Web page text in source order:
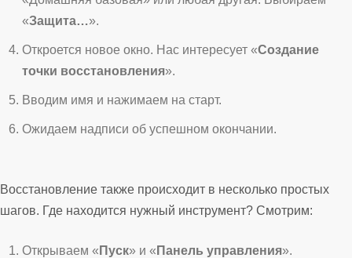
«Защита…».
Откроется новое окно. Нас интересует «Создание
точки восстановления».
Вводим имя и нажимаем на старт.
Ожидаем надписи об успешном окончании.
Восстановление также происходит в несколько простых
шагов. Где находится нужный инструмент? Смотрим:
Открываем « Пуск» и « Панель управления».